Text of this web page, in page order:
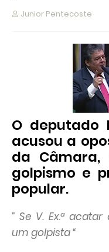
Junior Pentecoste
O deputado
acusou a
da Câmara,
golpismo e
popular.
” Se V. Ex.ª
um golpista “